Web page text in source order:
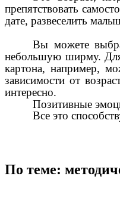
препятствовать
дате, развеселить
Вы можете
небольшую ширму. Для
картона, например,
зависимости от
интересно.
Позитивные
Все это
По теме: